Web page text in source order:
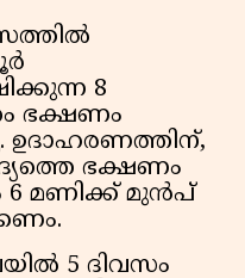
8
ഭക്ഷണം
ഉദാഹരണത്തിന്,
ഭക്ഷണം
6 മണിക്ക് മുൻപ്
5 ദിവസം